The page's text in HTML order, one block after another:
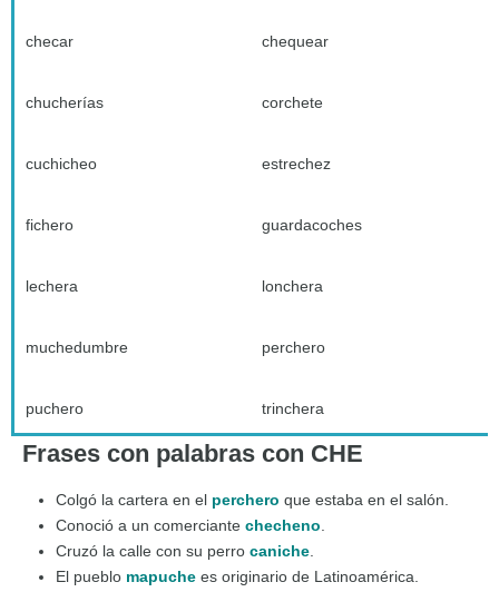
checar chequear
chucherías corchete
cuchicheo estrechez
fichero guardacoches
lechera lonchera
muchedumbre perchero
puchero trinchera
Frases con palabras con CHE
Colgó la cartera en el perchero que estaba en el salón.
Conoció a un comerciante checheno.
Cruzó la calle con su perro caniche.
El pueblo mapuche es originario de Latinoamérica.